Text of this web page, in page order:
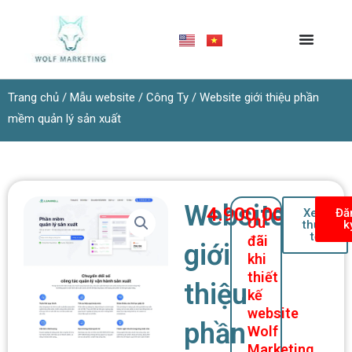
dung
Trang chủ / Mẫu website / Công Ty / Website giới thiệu phần
mềm quản lý sản xuất
Website
giới
thiệu
phần
4.900.000 ₫
Ưu
đãi
khi
thiết
kế
website
Wolf
Xem
thực
tế